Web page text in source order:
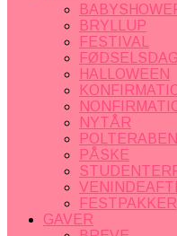
BRYLLUP
FESTIVAL
FØDSELSDAG
HALLOWEEN
NYTÅR
PÅSKE
FESTPAKKER
GAVER